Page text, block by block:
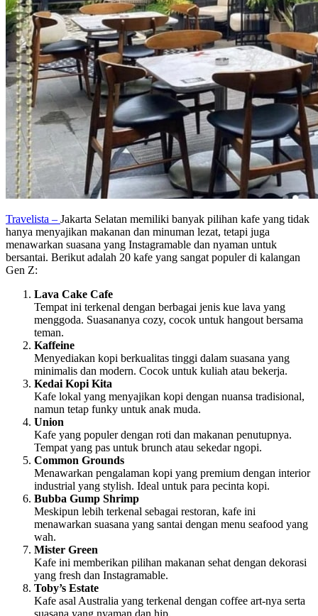
Travelista – Jakarta Selatan memiliki banyak pilihan kafe yang tidak
hanya menyajikan makanan dan minuman lezat, tetapi juga
menawarkan suasana yang Instagramable dan nyaman untuk
bersantai. Berikut adalah 20 kafe yang sangat populer di kalangan
Gen Z:
Lava Cake Cafe
Tempat ini terkenal dengan berbagai jenis kue lava yang
menggoda. Suasananya cozy, cocok untuk hangout bersama
teman.
Kaffeine
Menyediakan kopi berkualitas tinggi dalam suasana yang
minimalis dan modern. Cocok untuk kuliah atau bekerja.
Kedai Kopi Kita
Kafe lokal yang menyajikan kopi dengan nuansa tradisional,
namun tetap funky untuk anak muda.
Union
Kafe yang populer dengan roti dan makanan penutupnya.
Tempat yang pas untuk brunch atau sekedar ngopi.
Common Grounds
Menawarkan pengalaman kopi yang premium dengan interior
industrial yang stylish. Ideal untuk para pecinta kopi.
Bubba Gump Shrimp
Meskipun lebih terkenal sebagai restoran, kafe ini
menawarkan suasana yang santai dengan menu seafood yang
wah.
Mister Green
Kafe ini memberikan pilihan makanan sehat dengan dekorasi
yang fresh dan Instagramable.
Toby’s Estate
Kafe asal Australia yang terkenal dengan coffee art-nya serta
suasana yang nyaman dan hip.